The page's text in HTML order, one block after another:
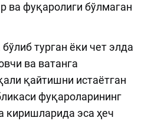
ва фуқаролиги бўлмаган
турган ёки чет элда
ва ватанга
қайтишни истаётган
фуқароларининг
киришларида эса ҳеч